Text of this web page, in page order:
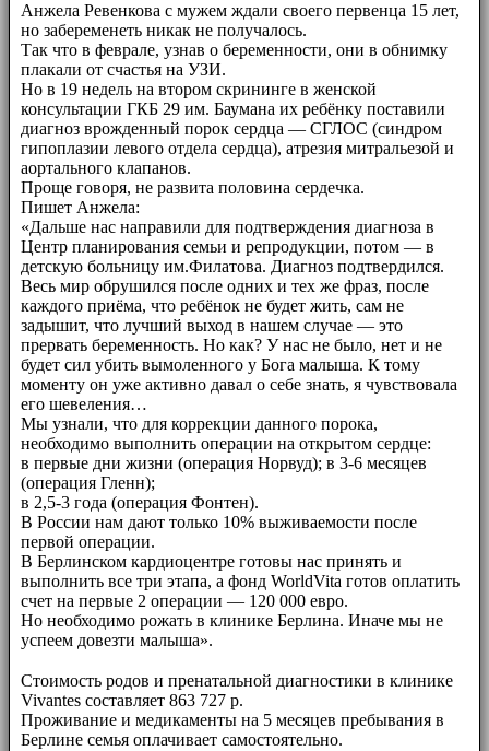
Анжела Ревенкова с мужем ждали своего первенца 15 лет,
но забеременеть никак не получалось.
Так что в феврале, узнав о беременности, они в обнимку
плакали от счастья на УЗИ.
Но в 19 недель на втором скрининге в женской
консультации ГКБ 29 им. Баумана их ребёнку поставили
диагноз врожденный порок сердца — СГЛОС (синдром
гипоплазии левого отдела сердца), атрезия митральезой и
аортального клапанов.
Проще говоря, не развита половина сердечка.
Пишет Анжела:
«Дальше нас направили для подтверждения диагноза в
Центр планирования семьи и репродукции, потом — в
детскую больницу им.Филатова. Диагноз подтвердился.
Весь мир обрушился после одних и тех же фраз, после
каждого приёма, что ребёнок не будет жить, сам не
задышит, что лучший выход в нашем случае — это
прервать беременность. Но как? У нас не было, нет и не
будет сил убить вымоленного у Бога малыша. К тому
моменту он уже активно давал о себе знать, я чувствовала
его шевеления…
Мы узнали, что для коррекции данного порока,
необходимо выполнить операции на открытом сердце:
в первые дни жизни (операция Норвуд); в 3-6 месяцев
(операция Гленн);
в 2,5-3 года (операция Фонтен).
В России нам дают только 10% выживаемости после
первой операции.
В Берлинском кардиоцентре готовы нас принять и
выполнить все три этапа, а фонд WorldVita готов оплатить
счет на первые 2 операции — 120 000 евро.
Но необходимо рожать в клинике Берлина. Иначе мы не
успеем довезти малыша».
Стоимость родов и пренатальной диагностики в клинике
Vivantes составляет 863 727 р.
Проживание и медикаменты на 5 месяцев пребывания в
Берлине семья оплачивает самостоятельно.